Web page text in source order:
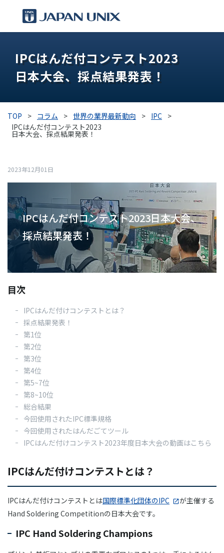
IPC
導入事例
各種サポート
企業情報
IPCはんだ付コンテスト2023
日本大会、採点結果発表！
TOP > コラム > 世界の業界最新動向 > IPC >
IPCはんだ付コンテスト2023
日本大会、採点結果発表！
2023年12月01日
IPCはんだ付コンテスト2023日本大会、
採点結果発表！
目次
IPCはんだ付けコンテストとは？
採点結果発表！
第1位
第2位
第3位
第4位
第5~7位
第8~10位
総合結果
今回使用されたIPC標準規格
今回使用されたはんだごてツール
IPCはんだ付けコンテスト2023年度日本大会の動画はこちら
IPCはんだ付けコンテストとは？
IPCはんだ付けコンテストとは国際標準化団体のIPC
が主催する
Hand Soldering Competitionの日本大会です。
IPC Hand Soldering Champions